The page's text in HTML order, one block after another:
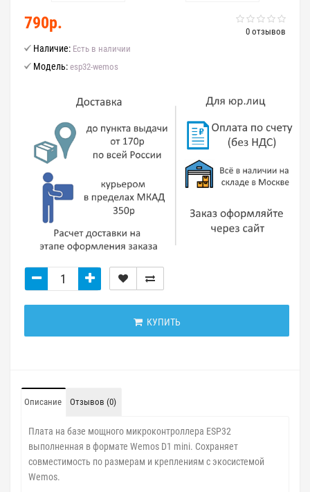
0 отзывов
790р.
Наличие: Есть в наличии
Модель: esp32-wemos
КУПИТЬ
Описание Отзывов (0)
Плата на базе мощного микроконтроллера ESP32
выполненная в формате Wemos D1 mini. Сохраняет
совместимость по размерам и креплениям с экосистемой
Wemos.